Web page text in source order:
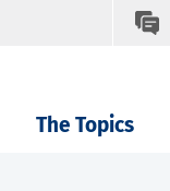
The Topics